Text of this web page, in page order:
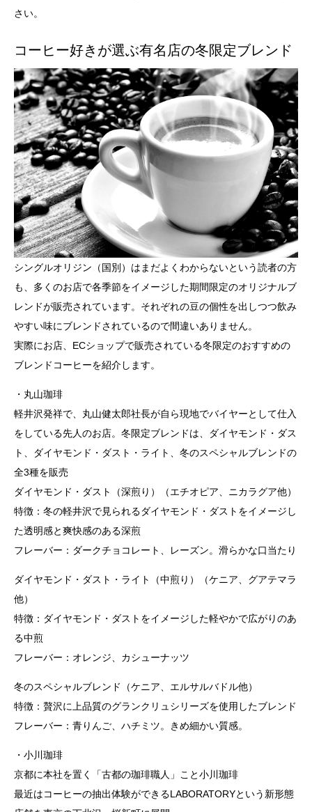
さい。
コーヒー好きが選ぶ有名店の冬限定ブレンド
シングルオリジン（国別）はまだよくわからないという読者の方
も、多くのお店で各季節をイメージした期間限定のオリジナルブ
レンドが販売されています。それぞれの豆の個性を出しつつ飲み
やすい味にブレンドされているので間違いありません。
実際にお店、ECショップで販売されている冬限定のおすすめの
ブレンドコーヒーを紹介します。
・丸山珈琲
軽井沢発祥で、丸山健太郎社長が自ら現地でバイヤーとして仕入
をしている先人のお店。冬限定ブレンドは、ダイヤモンド・ダス
ト、ダイヤモンド・ダスト・ライト、冬のスペシャルブレンドの
全3種を販売
ダイヤモンド・ダスト（深煎り）（エチオピア、ニカラグア他）
特徴：冬の軽井沢で見られるダイヤモンド・ダストをイメージし
た透明感と爽快感のある深煎
フレーバー：ダークチョコレート、レーズン。滑らかな口当たり
ダイヤモンド・ダスト・ライト（中煎り）（ケニア、グアテマラ
他）
特徴：ダイヤモンド・ダストをイメージした軽やかで広がりのあ
る中煎
フレーバー：オレンジ、カシューナッツ
冬のスペシャルブレンド（ケニア、エルサルバドル他）
特徴：贅沢に上品質のグランクリュシリーズを使用したブレンド
フレーバー：青りんご、ハチミツ。きめ細かい質感。
・小川珈琲
京都に本社を置く「古都の珈琲職人」こと小川珈琲
最近はコーヒーの抽出体験ができるLABORATORYという新形態